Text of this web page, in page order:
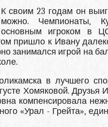
К своим 23 годам он
можно. Чемпионаты,
основным игроком в
пришло к Ивану
занимался игрой на
в лучшего
Хомяковой. Друзья
компенсировала
«Урал - Грейта»,